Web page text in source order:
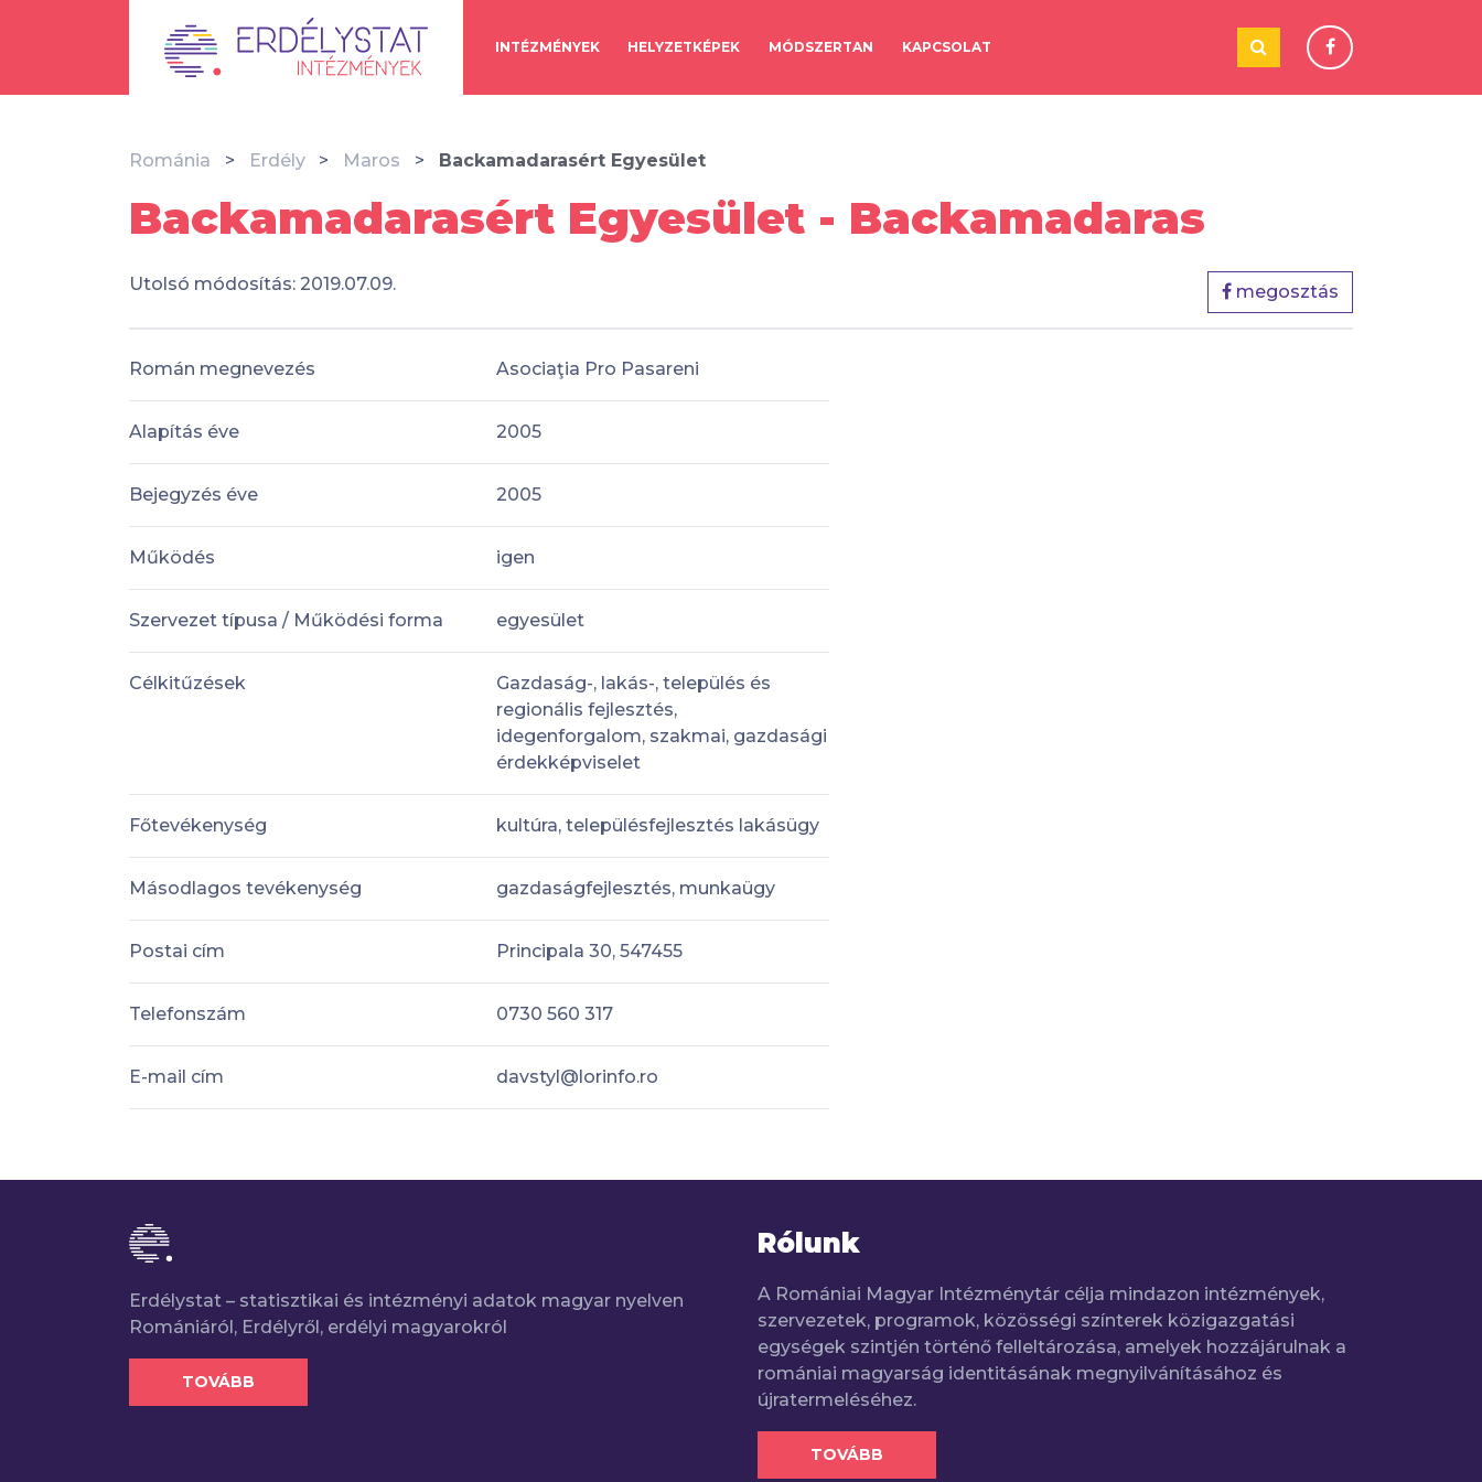
INTÉZMÉNYEK HELYZETKÉPEK MÓDSZERTAN KAPCSOLAT
Románia Erdély Maros Backamadarasért Egyesület
Backamadarasért Egyesület - Backamadaras
Utolsó módosítás: 2019.07.09. megosztás
Román megnevezés Asociaţia Pro Pasareni
Alapítás éve 2005
Bejegyzés éve 2005
Működés igen
Szervezet típusa / Működési forma egyesület
Célkitűzések
Gazdaság-, lakás-, település és
regionális fejlesztés,
idegenforgalom, szakmai, gazdasági
érdekképviselet
Főtevékenység kultúra, településfejlesztés lakásügy
Másodlagos tevékenység gazdaságfejlesztés, munkaügy
Postai cím Principala 30, 547455
Telefonszám 0730 560 317
E-mail cím davstyl@lorinfo.ro
Erdélystat – statisztikai és intézményi adatok magyar nyelven
Romániáról, Erdélyről, erdélyi magyarokról
TOVÁBB
Rólunk
A Romániai Magyar Intézménytár célja mindazon intézmények,
szervezetek, programok, közösségi színterek közigazgatási
egységek szintjén történő felleltározása, amelyek hozzájárulnak a
romániai magyarság identitásának megnyilvánításához és
újratermeléséhez.
TOVÁBB